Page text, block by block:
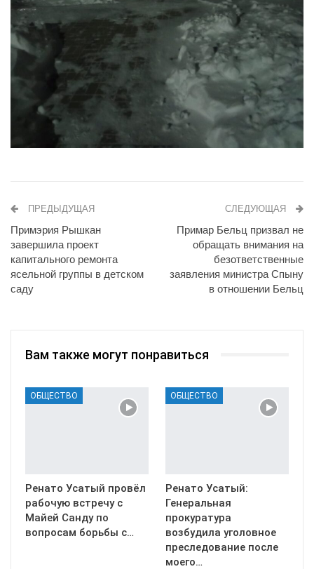
ПРЕДЫДУЩАЯ
Примэрия Рышкан
завершила проект
капитального ремонта
ясельной группы в детском
саду
СЛЕДУЮЩАЯ
Примар Бельц призвал не
обращать внимания на
безответственные
заявления министра Спыну
в отношении Бельц
Вам также могут понравиться
ОБЩЕСТВО
Ренато Усатый провёл
рабочую встречу с
Майей Санду по
вопросам борьбы с…
ОБЩЕСТВО
Ренато Усатый:
Генеральная
прокуратура
возбудила уголовное
преследование после
моего…